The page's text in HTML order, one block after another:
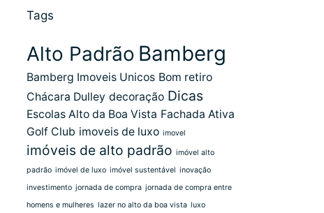
Tags
Alto Padrão Bamberg
Bamberg Imoveis Unicos Bom retiro
Chácara Dulley decoração Dicas
Escolas Alto da Boa Vista Fachada Ativa
Golf Club imoveis de luxo imovel
imóveis de alto padrão imóvel alto
padrão imóvel de luxo imóvel sustentável inovação
investimento jornada de compra jornada de compra entre
homens e mulheres lazer no alto da boa vista luxo